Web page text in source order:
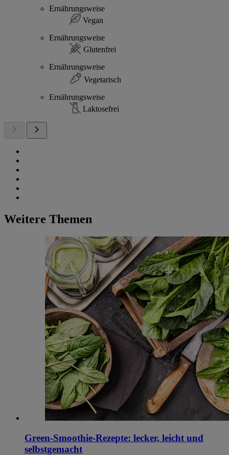
Ernährungsweise
Vegan
Ernährungsweise
Glutenfrei
Ernährungsweise
Vegetarisch
Ernährungsweise
Laktosefrei
Weitere Themen
Green-Smoothie-Rezepte: lecker, leicht und
selbstgemacht